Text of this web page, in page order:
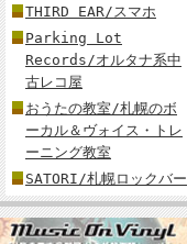
THIRD EAR/スマホ
Parking Lot
Records/オルタナ系中
古レコ屋
おうたの教室/札幌のボ
ーカル＆ヴォイス・トレ
ーニング教室
SATORI/札幌ロックバー